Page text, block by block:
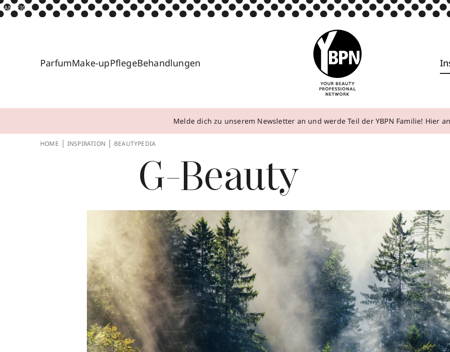
ANZEIGE
ParfumMake-upPflegeBehandlungen
Melde dich zu unserem Newsletter an und werde Teil der YBPN Familie! Hier
HOME INSPIRATION BEAUTYPEDIA
G-Beauty